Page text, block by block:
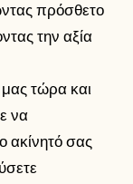
πρόσθετο
την αξία
τώρα και
να
ακίνητό σας